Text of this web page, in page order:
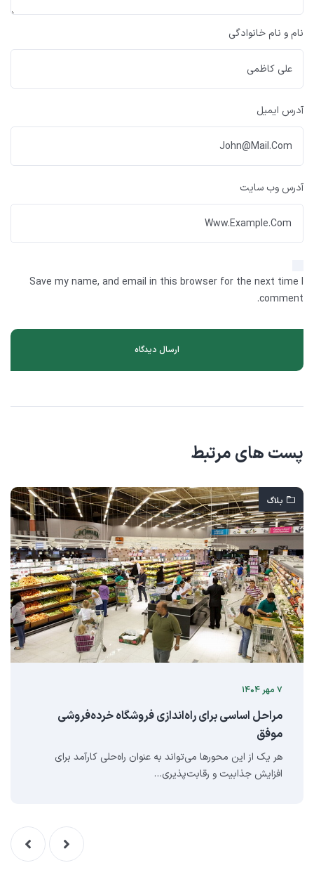
نام و نام خانوادگی
آدرس ایمیل
آدرس وب سایت
Save my name, and email in this browser for the next time I
comment.
پست های مرتبط
بلاگ
۷ مهر ۱۴۰۴
مراحل اساسی برای راه‌اندازی فروشگاه خرده‌فروشی
موفق
هر یک از این محورها می‌تواند به عنوان راه‌حلی کارآمد برای
افزایش جذابیت و رقابت‌پذیری…